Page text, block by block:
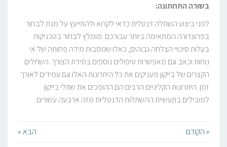
בשורה התחתונה:
לפני ביצוע השתלה דנטלית כדאי לקרוא ולהתייעץ על מנת לבחור
בפרוצדורה המתאימה ביותר עבורכם. מומלץ לבחור בטכניקות
בעלות סיכויי הצלחה גבוהים, כאלו שמסבות מידה פחותה של אי
נוחות וכאב וגם מאפשרות טיפולים נוספים במידת הצורך. השתלים
הקצרים של בייקון מעניקים את כל היתרונות האלו וגם עמידים לאורך
זמן. היתרונות הקליניים הרבים הם ההופכים את שתלי בייקון
למובילים בתעשיית ההשתלות הדנטליות מזה ארבעה עשורים.
« הקודם הבא »